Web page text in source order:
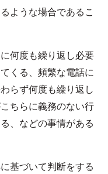
ような場合であるこ
何度も繰り返し必要
くる、頻繁な電話に
らず何度も繰り返し
ちらに義務のない行
、などの事情がある
基づいて判断をする